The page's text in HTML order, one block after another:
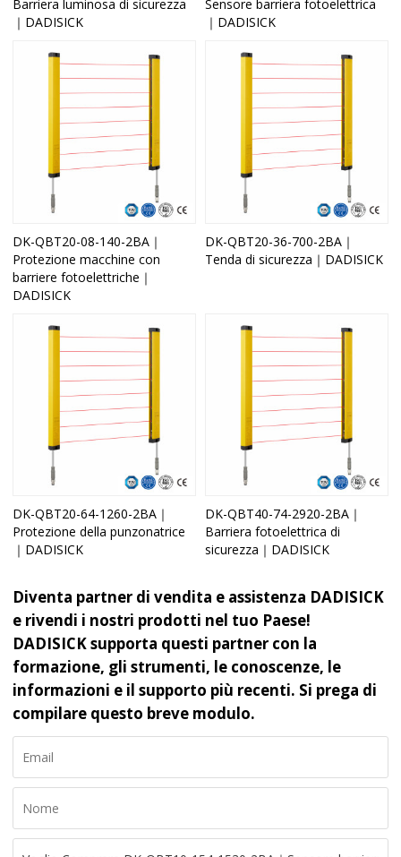
Barriera luminosa di sicurezza
｜DADISICK
Sensore barriera fotoelettrica
｜DADISICK
DK-QBT20-08-140-2BA｜
Protezione macchine con
barriere fotoelettriche｜
DADISICK
DK-QBT20-36-700-2BA｜
Tenda di sicurezza｜DADISICK
DK-QBT20-64-1260-2BA｜
Protezione della punzonatrice
｜DADISICK
DK-QBT40-74-2920-2BA｜
Barriera fotoelettrica di
sicurezza｜DADISICK
Diventa partner di vendita e assistenza DADISICK
e rivendi i nostri prodotti nel tuo Paese!
DADISICK supporta questi partner con la
formazione, gli strumenti, le conoscenze, le
informazioni e il supporto più recenti. Si prega di
compilare questo breve modulo.